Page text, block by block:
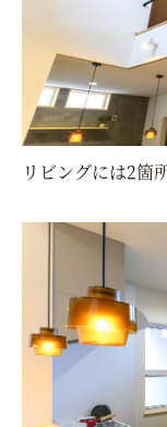
リビングには2箇